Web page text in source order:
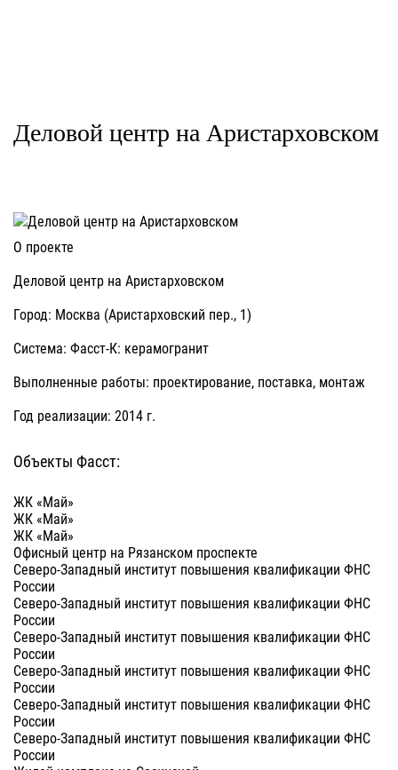
Деловой центр на Аристарховском
О проекте
Деловой центр на Аристарховском
Город: Москва (Аристарховский пер., 1)
Система: Фасст-К: керамогранит
Выполненные работы: проектирование, поставка, монтаж
Год реализации: 2014 г.
Объекты Фасст:
ЖК «Май»
ЖК «Май»
ЖК «Май»
Офисный центр на Рязанском проспекте
Северо-Западный институт повышения квалификации ФНС
России
Северо-Западный институт повышения квалификации ФНС
России
Северо-Западный институт повышения квалификации ФНС
России
Северо-Западный институт повышения квалификации ФНС
России
Северо-Западный институт повышения квалификации ФНС
России
Северо-Западный институт повышения квалификации ФНС
России